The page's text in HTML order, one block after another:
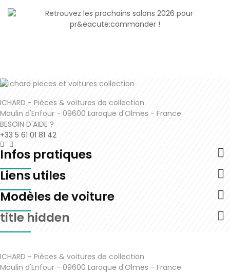
ICHARD - Pièces & voitures de collection
Moulin d'Enfour - 09600 Laroque d'Olmes - France
BESOIN D'AIDE ?
+33 5 61 01 81 42
Infos pratiques 
Liens utiles 
Modèles de voiture 
title hidden 
ICHARD - Pièces & voitures de collection
Moulin d'Enfour - 09600 Laroque d'Olmes - France